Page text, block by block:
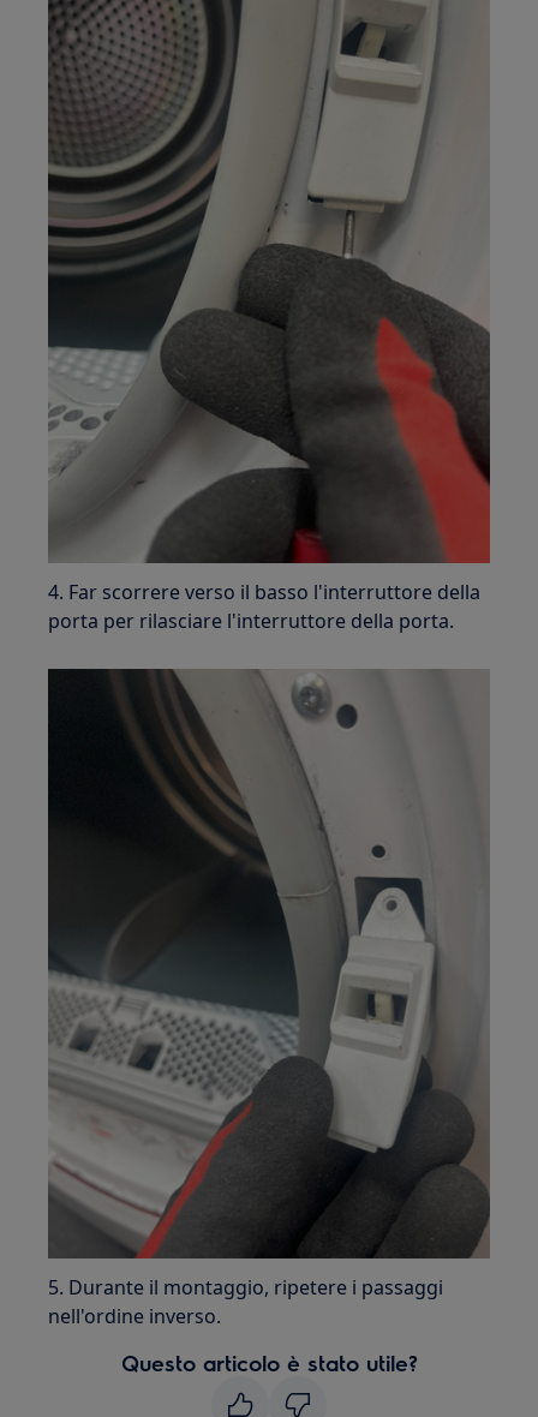
4. Far scorrere verso il basso l'interruttore della
porta per rilasciare l'interruttore della porta.
5. Durante il montaggio, ripetere i passaggi
nell'ordine inverso.
Questo articolo è stato utile?